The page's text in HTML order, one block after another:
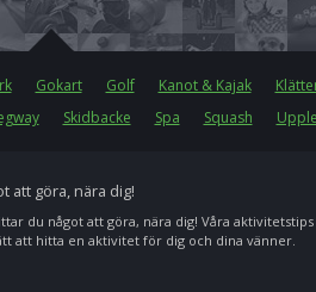
Gokart Golf Kanot & Kajak
Skidbacke Spa Squash
att göra, nära dig!
du något att göra, nära dig! Våra
att hitta en aktivitet för dig och dina vänner.